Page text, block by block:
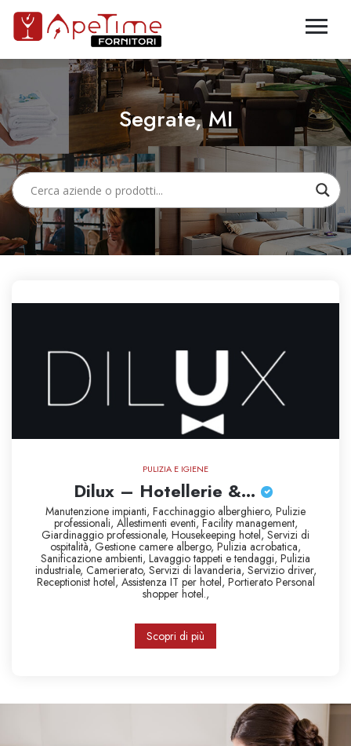
Segrate, MI
PULIZIA E IGIENE
Dilux – Hotellerie &...
Manutenzione impianti, Facchinaggio alberghiero, Pulizie
professionali, Allestimenti eventi, Facility management,
Giardinaggio professionale, Housekeeping hotel, Servizi di
ospitalità, Gestione camere albergo, Pulizia acrobatica,
Sanificazione ambienti, Lavaggio tappeti e tendaggi, Pulizia
industriale, Camerierato, Servizi di lavanderia, Servizio driver,
Receptionist hotel, Assistenza IT per hotel, Portierato Personal
shopper hotel.,
Scopri di più